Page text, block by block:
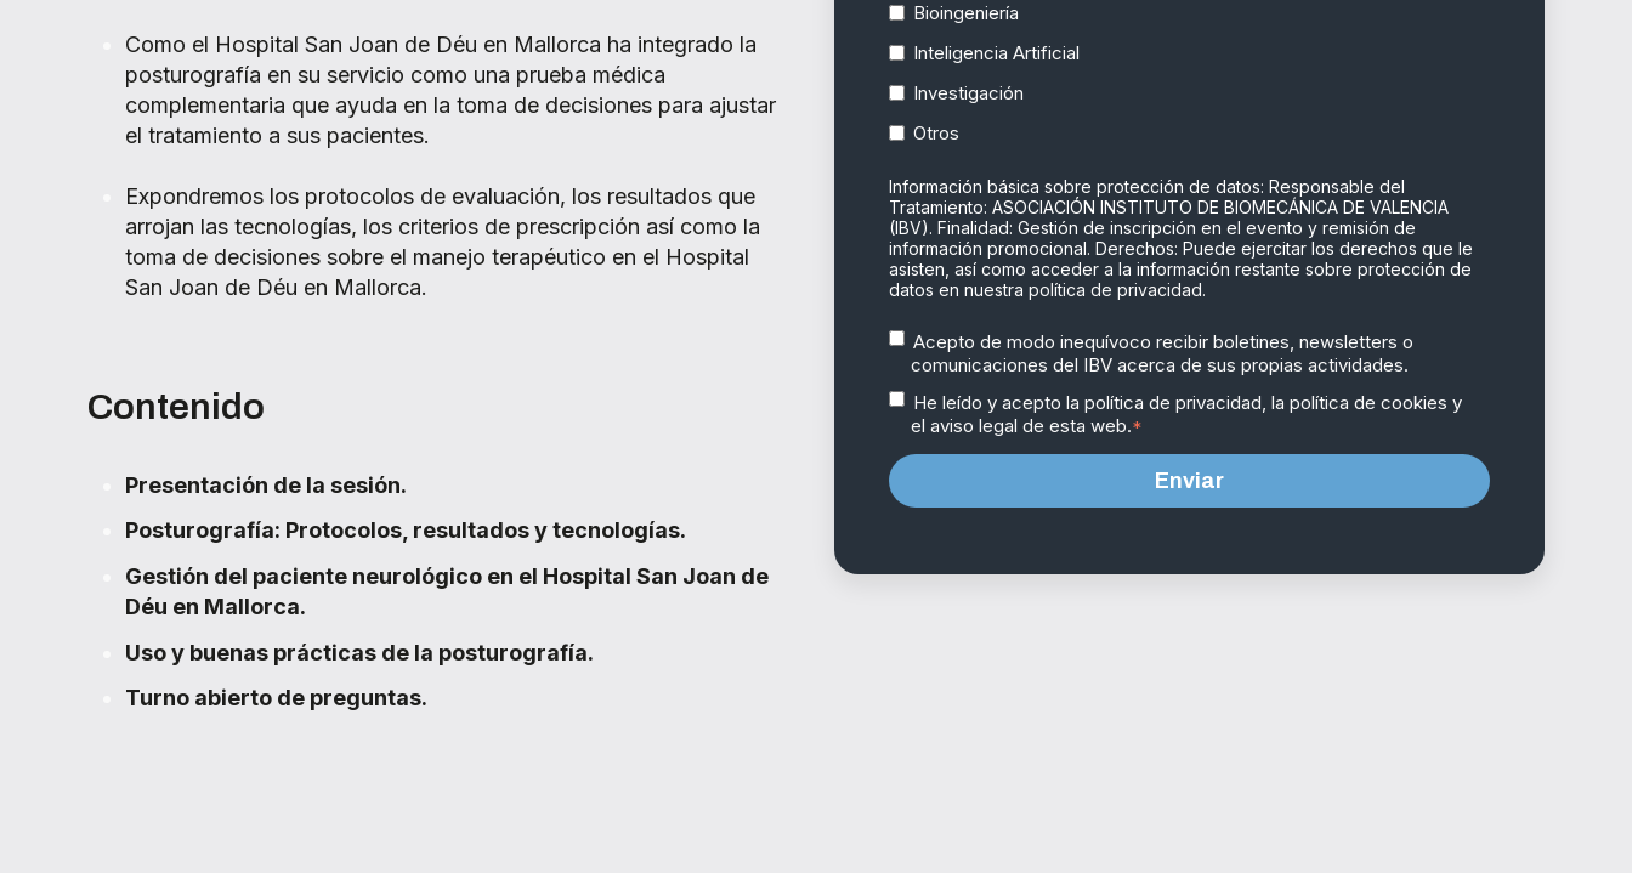
Como el Hospital San Joan de Déu en Mallorca ha integrado la
posturografía en su servicio como una prueba médica
complementaria que ayuda en la toma de decisiones para ajustar
el tratamiento a sus pacientes.
Expondremos los protocolos de evaluación, los resultados que
arrojan las tecnologías, los criterios de prescripción así como la
toma de decisiones sobre el manejo terapéutico en el Hospital
San Joan de Déu en Mallorca.
Contenido
Presentación de la sesión.
Posturografía: Protocolos, resultados y tecnologías.
Gestión del paciente neurológico en el Hospital San Joan de
Déu en Mallorca.
Uso y buenas prácticas de la posturografía.
Turno abierto de preguntas.
Bioingeniería
Inteligencia Artificial
Investigación
Otros
Información básica sobre protección de datos: Responsable del
Tratamiento: ASOCIACIÓN INSTITUTO DE BIOMECÁNICA DE VALENCIA
(IBV). Finalidad: Gestión de inscripción en el evento y remisión de
información promocional. Derechos: Puede ejercitar los derechos que le
asisten, así como acceder a la información restante sobre protección de
datos en nuestrapolítica de privacidad.
Acepto de modo inequívoco recibir boletines, newsletters o
comunicaciones del IBV acerca de sus propias actividades.
He leído y acepto la política de privacidad, la política de cookies y
el aviso legal de esta web.*